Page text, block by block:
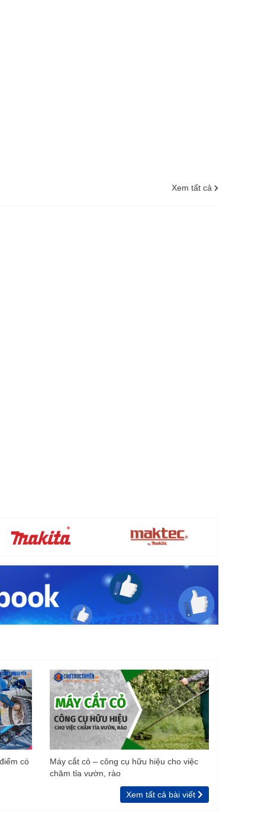
Xem tất cả
có
Máy cắt cỏ – công cụ hữu hiệu cho việc
chăm tỉa vườn, rào
Xem tất cả bài viết